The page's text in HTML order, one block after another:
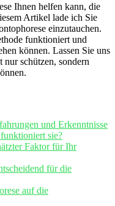
Ihnen helfen kann, die
Artikel lade ich ⁣Sie
einzutauchen.
funktioniert und
können. Lassen Sie uns
schützen, sondern
und Erkenntnisse
sie?
Faktor für Ihr
für die
auf die